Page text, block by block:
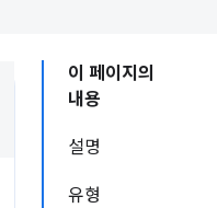
이 페이지의
내용
설명
유형